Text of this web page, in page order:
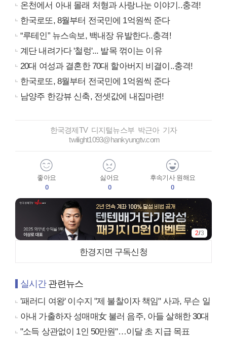
온천에서 아내 몰래 처형과 사랑나눈 이야기..충격!
한국로또, 8월부터 전국민에 1억원씩 준다
“루테인” 뉴스속보, 백내장 유발한다..충격!
계단 내려가다 '철렁'... 발목 꺾이는 이유
20대 여성과 결혼한 70대 할아버지 비결이..충격!
한국로또, 8월부터 전국민에 1억원씩 준다
남양주 한강뷰 신축, 전셋값에 내집마련!
한국경제TV 디지털뉴스부 박근아 기자
twilight1093@hankyungtv.com
좋아요
0
싫어요
0
후속기사 원해요
0
2/3
한경지면 구독신청
실시간관련뉴스
'패러디 여왕' 이수지 "제 불찰이자 책임" 사과, 무슨 일
아내 가출하자 성매매女 불러 음주, 아들 살해한 30대
"소득 상관없이 1인 50만원"…이달 초 지급 목표